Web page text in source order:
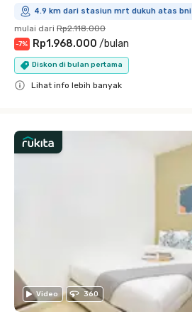
4.9 km dari stasiun mrt dukuh atas bni
mulai dari Rp2.118.000
-7% Rp1.968.000 /bulan
Diskon di bulan pertama
Lihat info lebih banyak
Video 360